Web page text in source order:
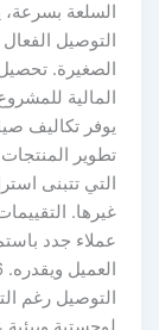
السلعة بسرعة،
التوصيل
الصغيرة.
المالية
يوفر تكاليف
تطوير
التي تتبنى
غيرها.
عملاء جدد
التوصيل رغم